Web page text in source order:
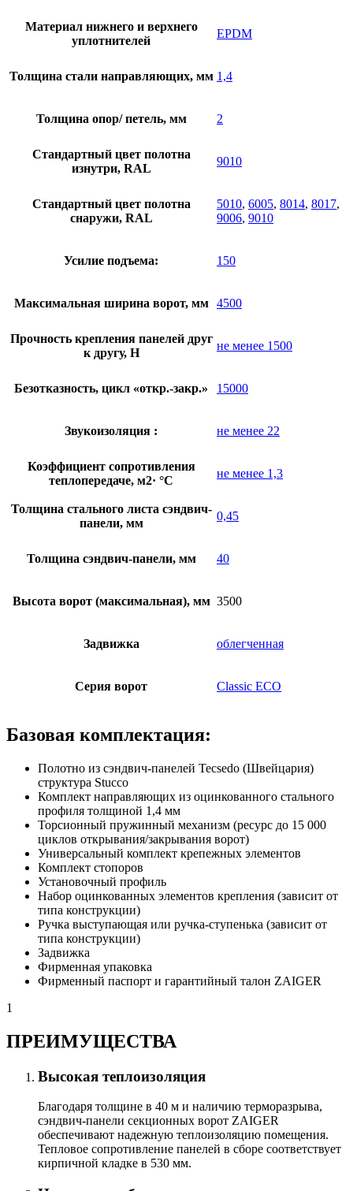
Материал нижнего и верхнего
уплотнителей
EPDM
Толщина стали направляющих, мм 1,4
Толщина опор/ петель, мм 2
Стандартный цвет полотна
изнутри, RAL
9010
Стандартный цвет полотна
снаружи, RAL
5010, 6005, 8014, 8017,
9006, 9010
Усилие подъема: 150
Максимальная ширина ворот, мм 4500
Прочность крепления панелей друг
к другу, Н
не менее 1500
Безотказность, цикл «откр.-закр.» 15000
Звукоизоляция : не менее 22
Коэффициент сопротивления
теплопередаче, м2· °С
не менее 1,3
Толщина стального листа сэндвич-
панели, мм
0,45
Толщина сэндвич-панели, мм 40
Высота ворот (максимальная), мм 3500
Задвижка облегченная
Серия ворот Classic ECO
Базовая комплектация:
Полотно из сэндвич-панелей Tecsedo (Швейцария)
структура Stucco
Комплект направляющих из оцинкованного стального
профиля толщиной 1,4 мм
Торсионный пружинный механизм (ресурс до 15 000
циклов открывания/закрывания ворот)
Универсальный комплект крепежных элементов
Комплект стопоров
Установочный профиль
Набор оцинкованных элементов крепления (зависит от
типа конструкции)
Ручка выступающая или ручка-ступенька (зависит от
типа конструкции)
Задвижка
Фирменная упаковка
Фирменный паспорт и гарантийный талон ZAIGER
1
ПРЕИМУЩЕСТВА
Высокая теплоизоляция
Благодаря толщине в 40 м и наличию терморазрыва,
сэндвич-панели секционных ворот ZAIGER
обеспечивают надежную теплоизоляцию помещения.
Тепловое сопротивление панелей в сборе соответствует
кирпичной кладке в 530 мм.